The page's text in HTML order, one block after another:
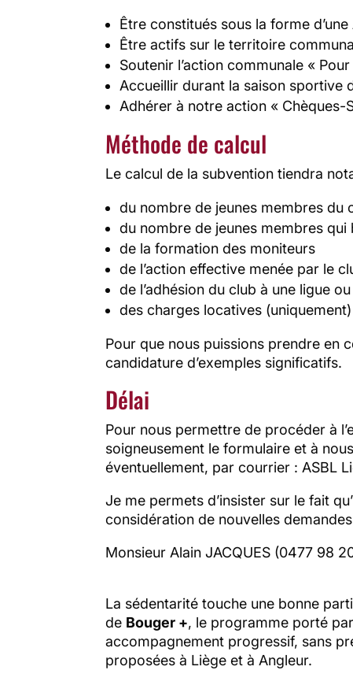
Être constitués sous la forme d’une
Être actifs sur le territoire
Soutenir l’action communale «
Accueillir durant la saison sportive
Adhérer à notre action « Chèques-
Méthode de calcul
Le calcul de la subvention tiendra
du nombre de jeunes membres
du nombre de jeunes membres
de la formation des moniteurs
de l’action effective menée par le
de l’adhésion du club à une ligue
des charges locatives
Pour que nous puissions prendre en
candidature d’exemples significatifs.
Délai
Pour nous permettre de procéder à
soigneusement le formulaire et à
éventuellement, par courrier : ASBL
Je me permets d’insister sur le fait
considération de nouvelles
Monsieur Alain JACQUES (0477 98
La sédentarité touche une bonne
de Bouger +, le programme porté
accompagnement progressif, sans
proposées à Liège et à Angleur.